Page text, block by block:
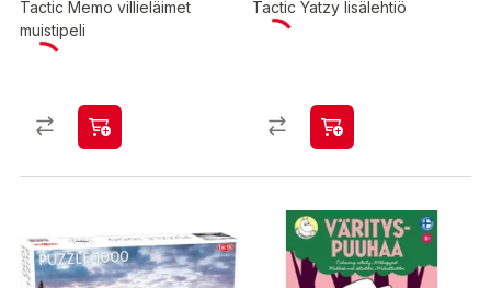
Tactic Memo villieläimet
muistipeli
Tactic Yatzy lisälehtiö